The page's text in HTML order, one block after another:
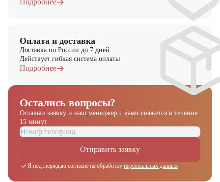
Подробнее
Оплата и доставка
Доставка по России до 7 дней
Действует гибкая система оплаты
Подробнее
Остались вопросы?
Оставьте заявку и наш менеджер с вами свяжется в течение
15 минут
Отправить заявку
Я подтверждаю согласие на обработку персональных данных